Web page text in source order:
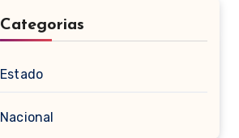
Categorias
Estado
Nacional